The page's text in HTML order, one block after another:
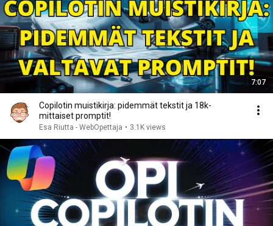
7:07
Copilotin muistikirja: pidemmät tekstit ja 18k-
mittaiset promptit!
Esa Riutta - WebOpettaja • 3.1K views